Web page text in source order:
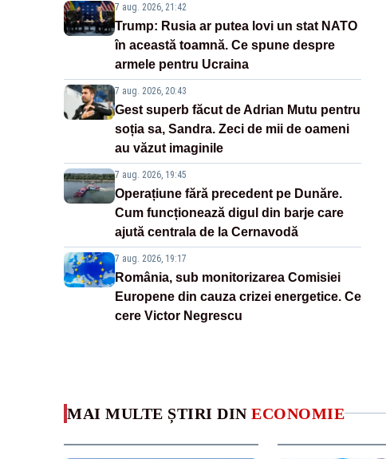
7 aug. 2026, 21:42
Trump: Rusia ar putea lovi un stat NATO
în această toamnă. Ce spune despre
armele pentru Ucraina
7 aug. 2026, 20:43
Gest superb făcut de Adrian Mutu pentru
soția sa, Sandra. Zeci de mii de oameni
au văzut imaginile
7 aug. 2026, 19:45
Operațiune fără precedent pe Dunăre.
Cum funcționează digul din barje care
ajută centrala de la Cernavodă
7 aug. 2026, 19:17
România, sub monitorizarea Comisiei
Europene din cauza crizei energetice. Ce
cere Victor Negrescu
MAI MULTE ȘTIRI DIN ECONOMIE